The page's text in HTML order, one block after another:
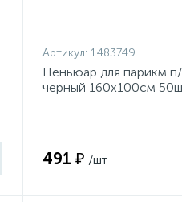
Артикул: 1483749
Пеньюар для парикм
черный 160х100см
491 ₽ /шт